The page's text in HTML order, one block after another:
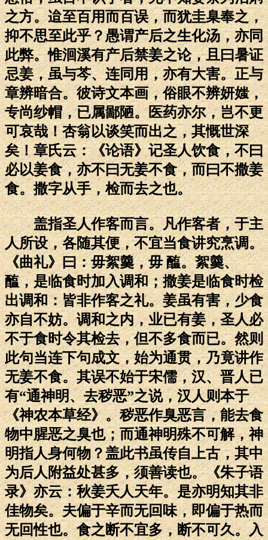
之方。迨至百用而百误，而犹圭臬奉之，
抑不思至此乎？愚谓产后之生化汤，亦同
此弊。惟洄溪有产后禁姜之论，且曰暑证
忌姜，虽与芩、连同用，亦有大害。正与
章辨暗合。彼诗文本画，俗眼不辨妍媸，
专尚纱帽，已属鄙陋。医药亦尔，岂不更
可哀哉！杏翁以谈笑而出之，其慨世深
矣！章氏云：《论语》记圣人饮食，不曰
必以姜食，亦不曰无姜不食，而曰不撒姜
食。撒字从手，检而去之也。
盖指圣人作客而言。凡作客者，于主
人所设，各随其便，不宜当食讲究烹调。
《曲礼》曰：毋絮羹，毋 醢。絮羹、
醢，是临食时加入调和；撒姜是临食时检
出调和：皆非作客之礼。姜虽有害，少食
亦自不妨。调和之内，业已有姜，圣人必
不于食时令其检去，但不多食而已。然则
此句当连下句成文，始为通贯，乃竟讲作
无姜不食。其误不始于宋儒，汉、晋人已
有“通神明、去秽恶”之说，汉人则本于
《神农本草经》。秽恶作臭恶言，能去食
物中腥恶之臭也；而通神明殊不可解，神
明指人身何物？盖此书虽传自上古，其中
为后人附益处甚多，须善读也。《朱子语
录》亦云：秋姜夭人天年。是亦明知其非
佳物矣。夫偏于辛而无回味，即偏于热而
无回性也。食之断不宜多，断不可久。入